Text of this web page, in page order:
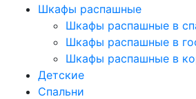
Шкафы распашные
Шкафы распашные в
Шкафы распашные в
Шкафы распашные в
Детские
Спальни